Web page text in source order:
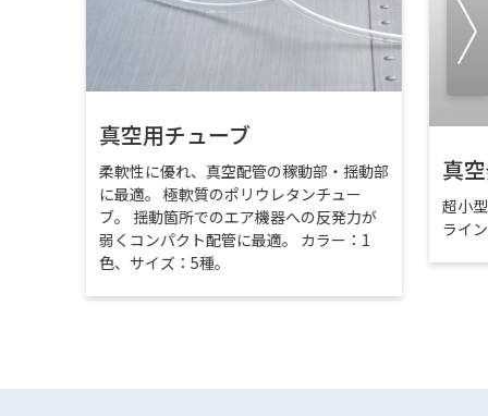
真空用チューブ
柔軟性に優れ、真空配管の稼動部・揺動部
に最適。 極軟質のポリウレタンチュー
ブ。 揺動箇所でのエア機器への反発力が
弱くコンパクト配管に最適。 カラー：1
色、サイズ：5種。
真
超小
ライ